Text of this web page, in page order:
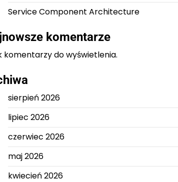
Service Component Architecture
komentarze
komentarzy do wyświetlenia.
sierpień 2026
lipiec 2026
czerwiec 2026
maj 2026
kwiecień 2026